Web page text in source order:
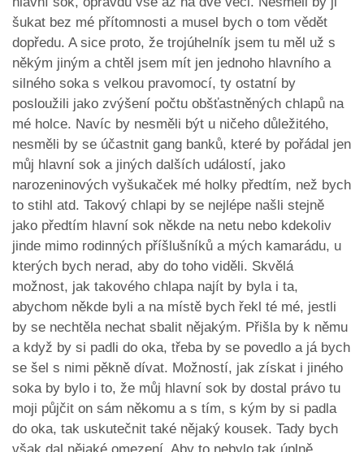
šukat bez mé přítomnosti a musel bych o tom vědět
dopředu. A sice proto, že trojúhelník jsem tu měl už s
někým jiným a chtěl jsem mít jen jednoho hlavního a
silného soka s velkou pravomocí, ty ostatní by
posloužili jako zvýšení počtu obšťastněných chlapů na
mé holce. Navíc by nesměli být u ničeho důležitého,
nesměli by se účastnit gang banků, které by pořádal jen
můj hlavní sok a jiných dalších událostí, jako
narozeninových vyšukaček mé holky předtím, než bych
to stihl atd. Takový chlapi by se nejlépe našli stejně
jako předtím hlavní sok někde na netu nebo kdekoliv
jinde mimo rodinných příšlušníků a mých kamarádu, u
kterých bych nerad, aby do toho viděli. Skvělá
možnost, jak takového chlapa najít by byla i ta,
abychom někde byli a na místě bych řekl té mé, jestli
by se nechtěla nechat sbalit nějakým. Přišla by k němu
a když by si padli do oka, třeba by se povedlo a já bych
se šel s nimi pěkně dívat. Možností, jak získat i jiného
soka by bylo i to, že můj hlavní sok by dostal právo tu
moji půjčit on sám někomu a s tím, s kým by si padla
do oka, tak uskutečnit také nějaký kousek. Tady bych